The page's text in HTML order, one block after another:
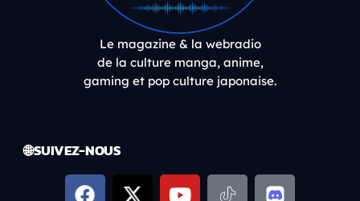
Le magazine & la webradio
de la culture manga, anime,
gaming et pop culture japonaise.
🌐 SUIVEZ-NOUS